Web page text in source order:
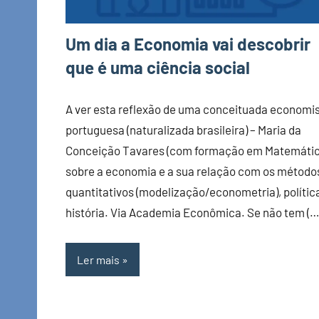
Um dia a Economia vai descobrir
que é uma ciência social
A ver esta reflexão de uma conceituada
portuguesa (naturalizada brasileira) – Maria da
Conceição Tavares (com formação em
sobre a economia e a sua relação com os
quantitativos (modelização/econometria),
história. Via Academia Econômica. Se não tem
Ler mais